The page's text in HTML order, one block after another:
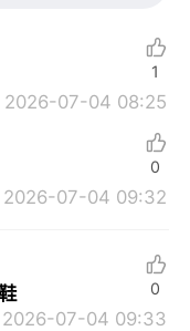
2026-07-04 08:25
1
2026-07-04 09:32
0
2026-07-04 09:33
0